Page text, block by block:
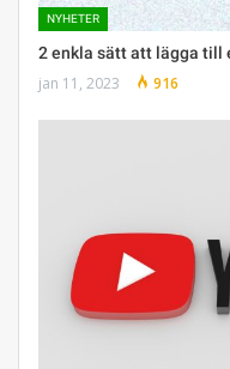
NYHETER
2 enkla sätt att lägga till
jan 11, 2023 916